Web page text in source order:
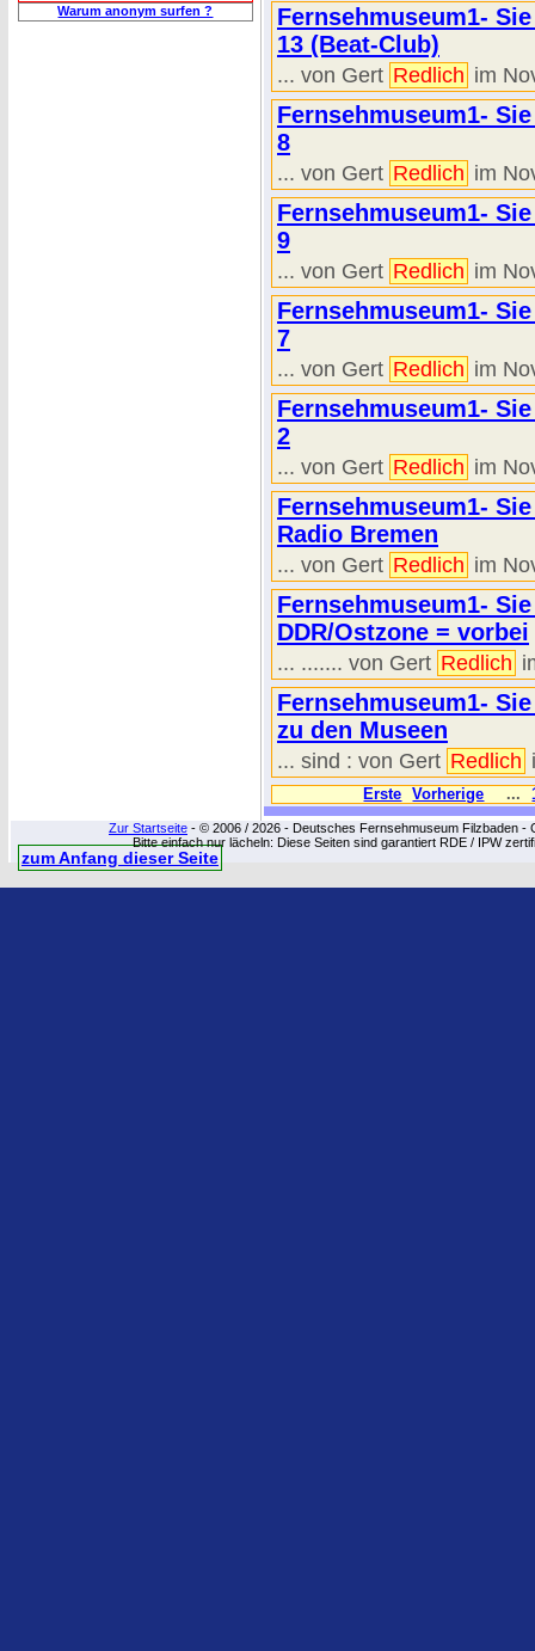
Warum anonym surfen ?
Fernsehmuseum1-
13 (Beat-Club)
... von Gert Redlich im
Fernsehmuseum1-
8
... von Gert Redlich im
Fernsehmuseum1-
9
... von Gert Redlich im
Fernsehmuseum1-
7
... von Gert Redlich im
Fernsehmuseum1-
2
... von Gert Redlich im
Fernsehmuseum1-
Radio Bremen
... von Gert Redlich im
Fernsehmuseum1-
DDR/Ostzone = vorbei
... ....... von Gert Redlich
Fernsehmuseum1-
zu den Museen
... sind : von Gert Redlich
Erste Vorherige ...
Zur Startseite - © 2006 / 2026 - Deutsches Fernsehmuseum Filzbaden -
Bitte einfach nur lächeln: Diese Seiten sind garantiert RDE / IPW
zum Anfang dieser Seite